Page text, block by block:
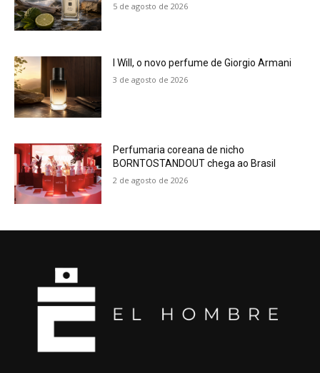
5 de agosto de 2026
I Will, o novo perfume de Giorgio Armani
3 de agosto de 2026
Perfumaria coreana de nicho
BORNTOSTANDOUT chega ao Brasil
2 de agosto de 2026